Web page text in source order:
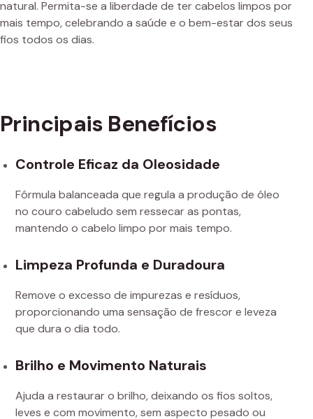
natural. Permita-se a liberdade de ter cabelos limpos por
mais tempo, celebrando a saúde e o bem-estar dos seus
fios todos os dias.
Principais Benefícios
Controle Eficaz da Oleosidade
Fórmula balanceada que regula a produção de óleo
no couro cabeludo sem ressecar as pontas,
mantendo o cabelo limpo por mais tempo.
Limpeza Profunda e Duradoura
Remove o excesso de impurezas e resíduos,
proporcionando uma sensação de frescor e leveza
que dura o dia todo.
Brilho e Movimento Naturais
Ajuda a restaurar o brilho, deixando os fios soltos,
leves e com movimento, sem aspecto pesado ou